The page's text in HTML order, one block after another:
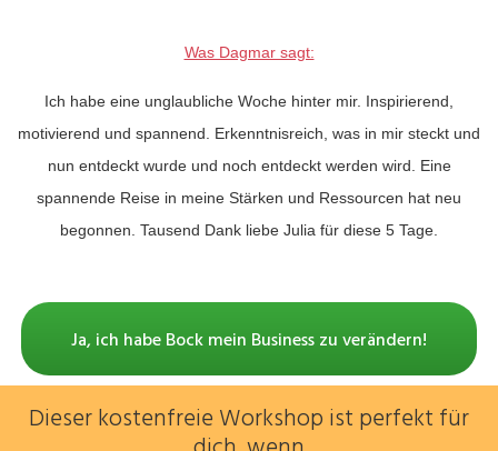
Was Dagmar sagt:
Ich habe eine unglaubliche Woche hinter mir. Inspirierend,
motivierend und spannend . Erkenntnisreich, was in mir steckt und
nun entdeckt wurde und noch entdeckt werden wird. Eine
spannende Reise in meine Stärken und Ressourcen hat neu
begonnen. Tausend Dank liebe Julia für diese 5 Tage.
Ja, ich habe Bock mein Business zu verändern!
Dieser kostenfreie Workshop ist perfekt für